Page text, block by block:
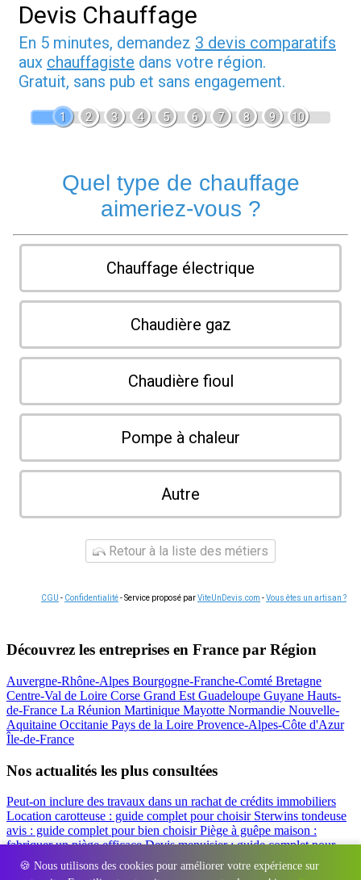
🍪 Nous utilisons des cookies pour améliorer votre expérience sur
Devis Chauffage
En 5 minutes, demandez 3 devis comparatifs
aux chauffagiste dans votre région.
Gratuit, sans pub et sans engagement.
1 2 3 4 5 6 7 8 9 10
Quel type de chauffage
aimeriez-vous ?
Chauffage électrique
Chaudière gaz
Chaudière fioul
Pompe à chaleur
Autre
Retour à la liste des métiers
CGU - Confidentialité- Service proposé parViteUnDevis.com -Vous êtes un artisan ?
Découvrez les entreprises en France par Région
Auvergne-Rhône-Alpes Bourgogne-Franche-Comté Bretagne
Centre-Val de Loire Corse Grand Est Guadeloupe Guyane Hauts-
de-France La Réunion Martinique Mayotte Normandie Nouvelle-
Aquitaine Occitanie Pays de la Loire Provence-Alpes-Côte d'Azur
Île-de-France
Nos actualités les plus consultées
Peut-on inclure des travaux dans un rachat de crédits immobiliers
Location carotteuse : guide complet pour choisir Sterwins tondeuse
avis : guide complet pour bien choisirPiège à guêpe maison :
fabriquer un piège efficaceDevis menuisier : guide complet pour
obtenir le meilleur prix
Simulation rachat de crédit : regrouper prêt
travaux et crédits